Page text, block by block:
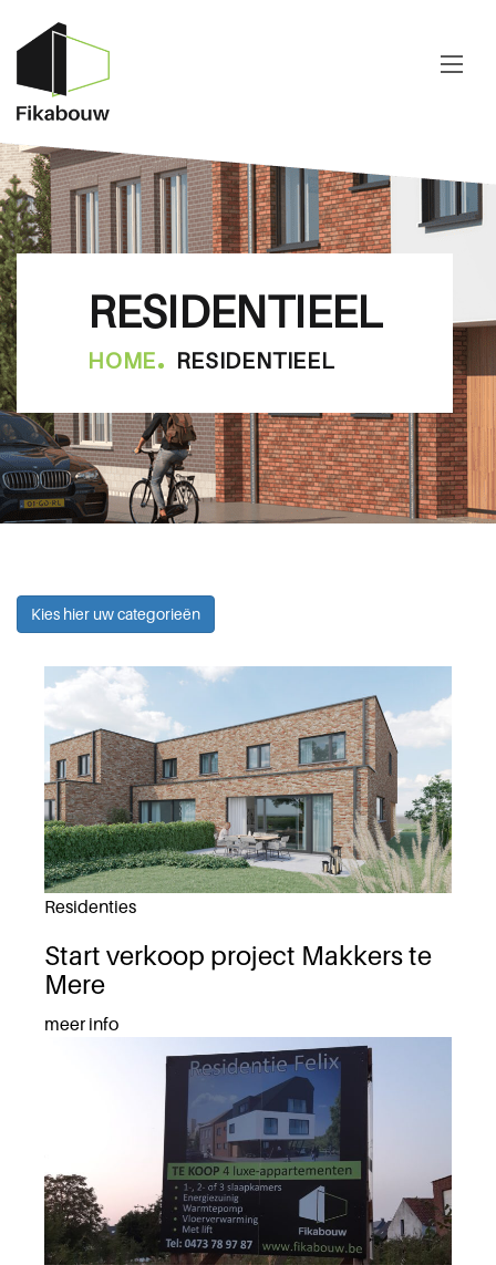
RESIDENTIEEL
HOME RESIDENTIEEL
Kies hier uw categorieën
Residenties
Start verkoop project Makkers te
Mere
meer info